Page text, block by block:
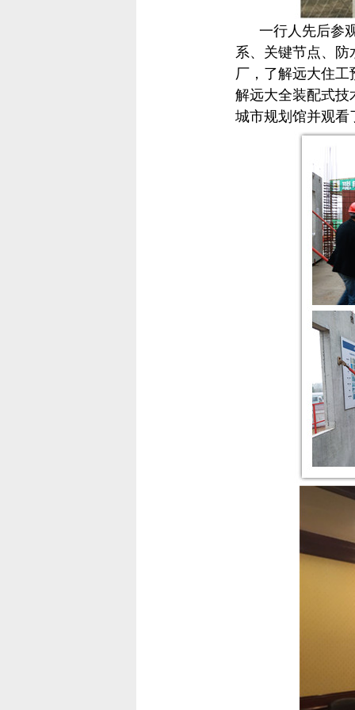
一行人先后参观
系、关键节点、
厂，了解远大住
解远大全装配式技
城市规划馆并观看